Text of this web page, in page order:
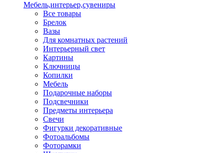
Мебель,интерьер,сувениры
Все товары
Брелок
Вазы
Для комнатных растений
Интерьерный свет
Картины
Ключницы
Копилки
Мебель
Подарочные наборы
Подсвечники
Предметы интерьера
Свечи
Фигурки декоративные
Фотоальбомы
Фоторамки